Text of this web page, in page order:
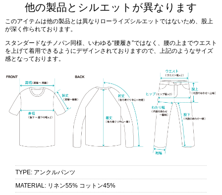
他の製品とシルエットが異なります
このアイテムは他の製品とは異なりローライズシルエットではないため、股上
が深く作られております。
スタンダードなチノパン同様、いわゆる“腰履き”ではなく、腰の上までウエスト
を上げて着用できるようにデザインされておりますので、上記のようなサイズ
感となっております。
TYPE: アンクルパンツ
MATERIAL: リネン55% コットン45%